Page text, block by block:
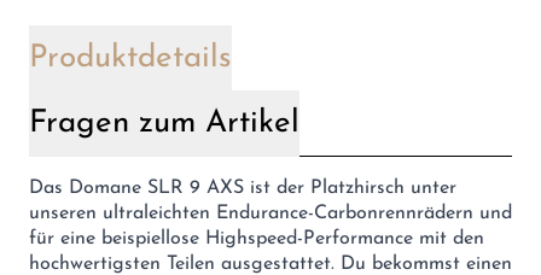
Produktdetails
Fragen zum Artikel
Das Domane SLR 9 AXS ist der Platzhirsch unter
unseren ultraleichten Endurance-Carbonrennrädern und
für eine beispiellose Highspeed-Performance mit den
hochwertigsten Teilen ausgestattet. Du bekommst einen